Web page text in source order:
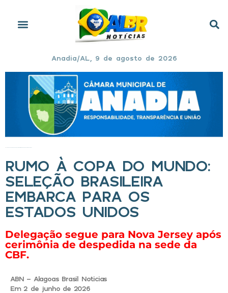
Anadia/AL, 9 de agosto de 2026
RUMO À COPA DO MUNDO:
SELEÇÃO BRASILEIRA
EMBARCA PARA OS
ESTADOS UNIDOS
Delegação segue para Nova Jersey após
cerimônia de despedida na sede da
CBF.
ABN - Alagoas Brasil Noticias
Em 2 de junho de 2026